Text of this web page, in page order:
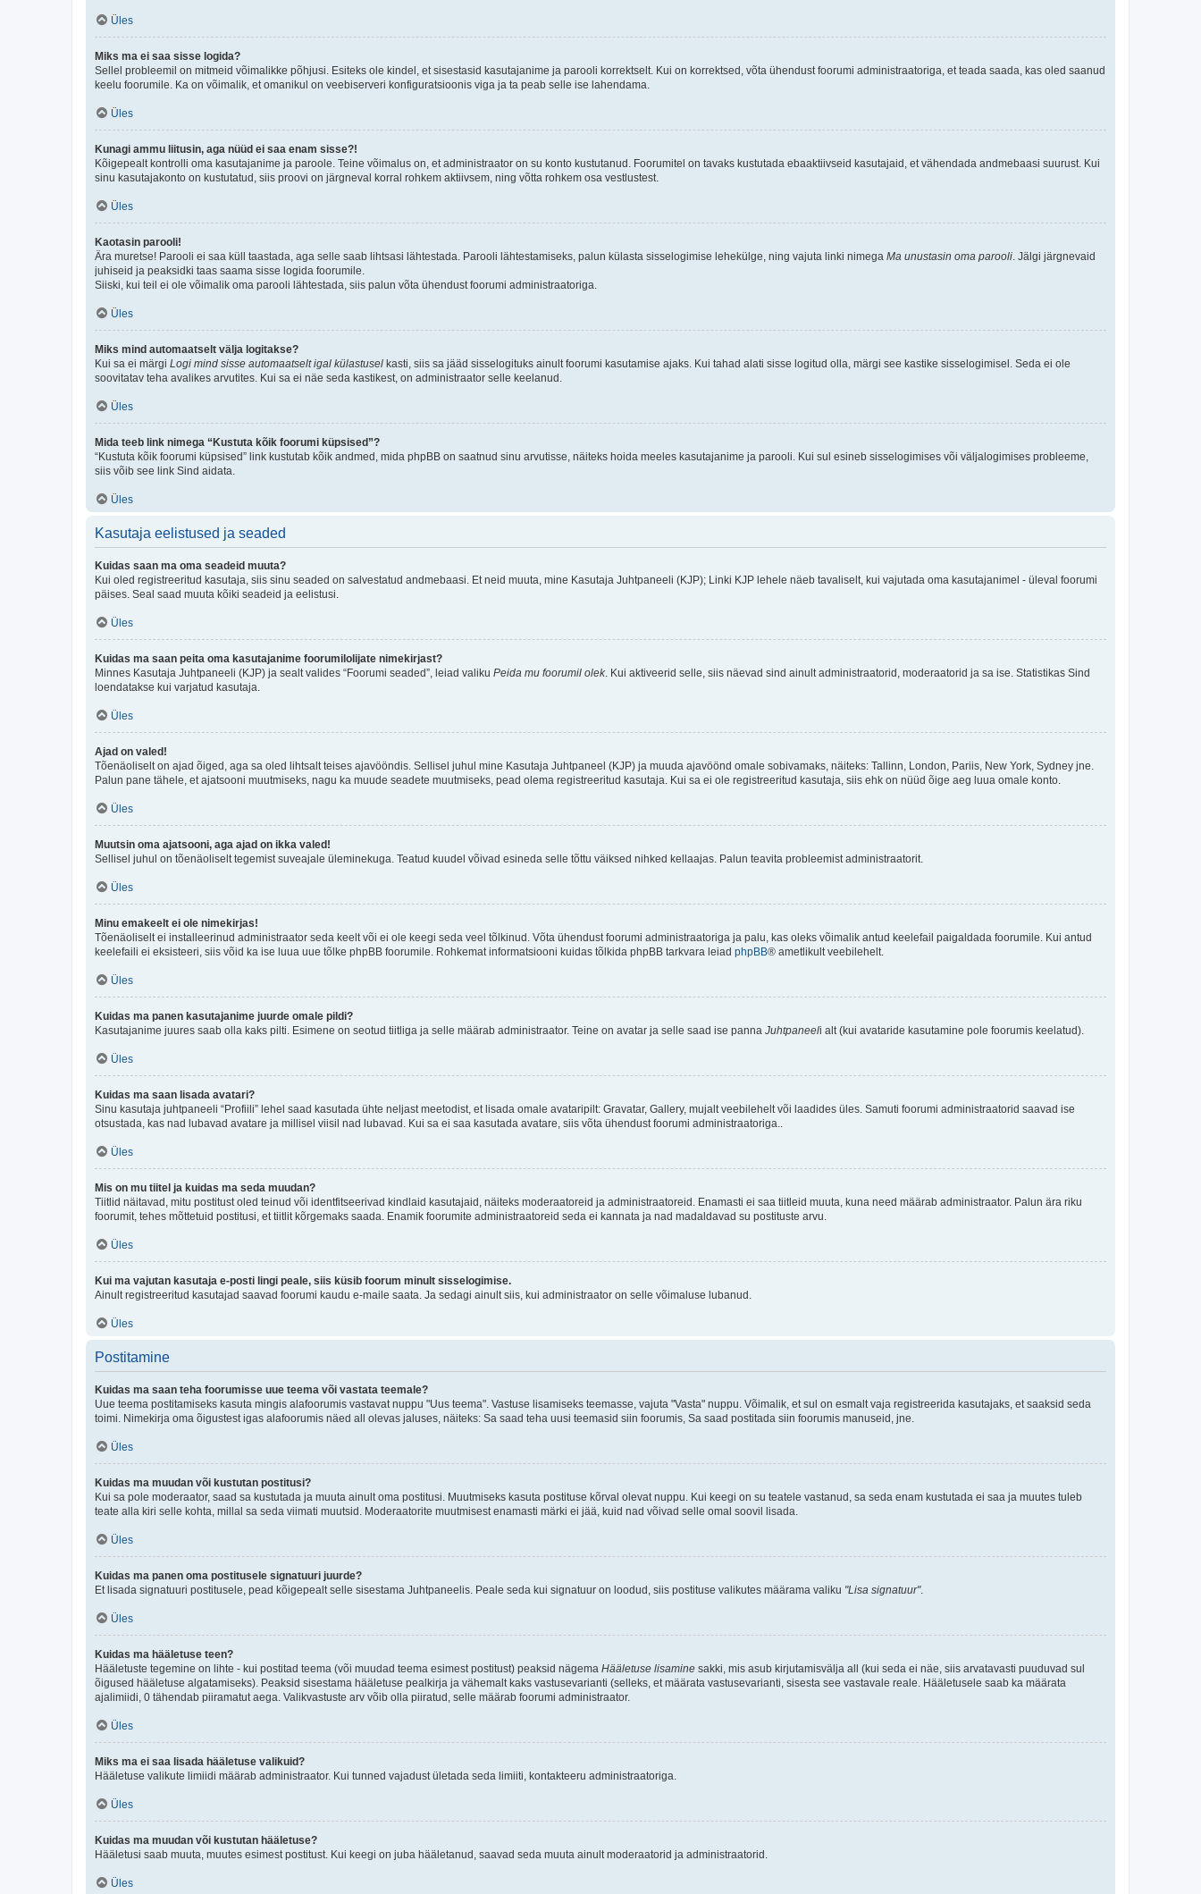
Üles
Miks ma ei saa sisse logida?
Sellel probleemil on mitmeid võimalikke põhjusi. Esiteks ole kindel, et sisestasid kasutajanime ja parooli korrektselt. Kui on korrektsed, võta ühendust foorumi administraatoriga, et teada saada, kas oled saanud
keelu foorumile. Ka on võimalik, et omanikul on veebiserveri konfiguratsioonis viga ja ta peab selle ise lahendama.
Üles
Kunagi ammu liitusin, aga nüüd ei saa enam sisse?!
Kõigepealt kontrolli oma kasutajanime ja paroole. Teine võimalus on, et administraator on su konto kustutanud. Foorumitel on tavaks kustutada ebaaktiivseid kasutajaid, et vähendada andmebaasi suurust. Kui
sinu kasutajakonto on kustutatud, siis proovi on järgneval korral rohkem aktiivsem, ning võtta rohkem osa vestlustest.
Üles
Kaotasin parooli!
Ära muretse! Parooli ei saa küll taastada, aga selle saab lihtsasi lähtestada. Parooli lähtestamiseks, palun külasta sisselogimise lehekülge, ning vajuta linki nimega Ma unustasin oma parooli . Jälgi järgnevaid
juhiseid ja peaksidki taas saama sisse logida foorumile.
Siiski, kui teil ei ole võimalik oma parooli lähtestada, siis palun võta ühendust foorumi administraatoriga.
Üles
Miks mind automaatselt välja logitakse?
Kui sa ei märgi Logi mind sisse automaatselt igal külastusel kasti, siis sa jääd sisselogituks ainult foorumi kasutamise ajaks. Kui tahad alati sisse logitud olla, märgi see kastike sisselogimisel. Seda ei ole
soovitatav teha avalikes arvutites. Kui sa ei näe seda kastikest, on administraator selle keelanud.
Üles
Mida teeb link nimega “Kustuta kõik foorumi küpsised”?
“Kustuta kõik foorumi küpsised” link kustutab kõik andmed, mida phpBB on saatnud sinu arvutisse, näiteks hoida meeles kasutajanime ja parooli. Kui sul esineb sisselogimises või väljalogimises probleeme,
siis võib see link Sind aidata.
Üles
Kasutaja eelistused ja seaded
Kuidas saan ma oma seadeid muuta?
Kui oled registreeritud kasutaja, siis sinu seaded on salvestatud andmebaasi. Et neid muuta, mine Kasutaja Juhtpaneeli (KJP); Linki KJP lehele näeb tavaliselt, kui vajutada oma kasutajanimel - üleval foorumi
päises. Seal saad muuta kõiki seadeid ja eelistusi.
Üles
Kuidas ma saan peita oma kasutajanime foorumilolijate nimekirjast?
Minnes Kasutaja Juhtpaneeli (KJP) ja sealt valides “Foorumi seaded”, leiad valiku Peida mu foorumil olek. Kui aktiveerid selle, siis näevad sind ainult administraatorid, moderaatorid ja sa ise. Statistikas Sind
loendatakse kui varjatud kasutaja.
Üles
Ajad on valed!
Tõenäoliselt on ajad õiged, aga sa oled lihtsalt teises ajavööndis. Sellisel juhul mine Kasutaja Juhtpaneel (KJP) ja muuda ajavöönd omale sobivamaks, näiteks: Tallinn, London, Pariis, New York, Sydney jne.
Palun pane tähele, et ajatsooni muutmiseks, nagu ka muude seadete muutmiseks, pead olema registreeritud kasutaja. Kui sa ei ole registreeritud kasutaja, siis ehk on nüüd õige aeg luua omale konto.
Üles
Muutsin oma ajatsooni, aga ajad on ikka valed!
Sellisel juhul on tõenäoliselt tegemist suveajale üleminekuga. Teatud kuudel võivad esineda selle tõttu väiksed nihked kellaajas. Palun teavita probleemist administraatorit.
Üles
Minu emakeelt ei ole nimekirjas!
Tõenäoliselt ei installeerinud administraator seda keelt või ei ole keegi seda veel tõlkinud. Võta ühendust foorumi administraatoriga ja palu, kas oleks võimalik antud keelefail paigaldada foorumile. Kui antud
keelefaili ei eksisteeri, siis võid ka ise luua uue tõlke phpBB foorumile. Rohkemat informatsiooni kuidas tõlkida phpBB tarkvara leiad phpBB® ametlikult veebilehelt.
Üles
Kuidas ma panen kasutajanime juurde omale pildi?
Kasutajanime juures saab olla kaks pilti. Esimene on seotud tiitliga ja selle määrab administraator. Teine on avatar ja selle saad ise panna Juhtpaneeli alt (kui avataride kasutamine pole foorumis keelatud).
Üles
Kuidas ma saan lisada avatari?
Sinu kasutaja juhtpaneeli “Profiili” lehel saad kasutada ühte neljast meetodist, et lisada omale avataripilt: Gravatar, Gallery, mujalt veebilehelt või laadides üles. Samuti foorumi administraatorid saavad ise
otsustada, kas nad lubavad avatare ja millisel viisil nad lubavad. Kui sa ei saa kasutada avatare, siis võta ühendust foorumi administraatoriga..
Üles
Mis on mu tiitel ja kuidas ma seda muudan?
Tiitlid näitavad, mitu postitust oled teinud või identfitseerivad kindlaid kasutajaid, näiteks moderaatoreid ja administraatoreid. Enamasti ei saa tiitleid muuta, kuna need määrab administraator. Palun ära riku
foorumit, tehes mõttetuid postitusi, et tiitlit kõrgemaks saada. Enamik foorumite administraatoreid seda ei kannata ja nad madaldavad su postituste arvu.
Üles
Kui ma vajutan kasutaja e-posti lingi peale, siis küsib foorum minult sisselogimise.
Ainult registreeritud kasutajad saavad foorumi kaudu e-maile saata. Ja sedagi ainult siis, kui administraator on selle võimaluse lubanud.
Üles
Postitamine
Kuidas ma saan teha foorumisse uue teema või vastata teemale?
Uue teema postitamiseks kasuta mingis alafoorumis vastavat nuppu "Uus teema". Vastuse lisamiseks teemasse, vajuta "Vasta" nuppu. Võimalik, et sul on esmalt vaja registreerida kasutajaks, et saaksid seda
toimi. Nimekirja oma õigustest igas alafoorumis näed all olevas jaluses, näiteks: Sa saad teha uusi teemasid siin foorumis, Sa saad postitada siin foorumis manuseid, jne.
Üles
Kuidas ma muudan või kustutan postitusi?
Kui sa pole moderaator, saad sa kustutada ja muuta ainult oma postitusi. Muutmiseks kasuta postituse kõrval olevat nuppu. Kui keegi on su teatele vastanud, sa seda enam kustutada ei saa ja muutes tuleb
teate alla kiri selle kohta, millal sa seda viimati muutsid. Moderaatorite muutmisest enamasti märki ei jää, kuid nad võivad selle omal soovil lisada.
Üles
Kuidas ma panen oma postitusele signatuuri juurde?
Et lisada signatuuri postitusele, pead kõigepealt selle sisestama Juhtpaneelis. Peale seda kui signatuur on loodud, siis postituse valikutes määrama valiku "Lisa signatuur".
Üles
Kuidas ma hääletuse teen?
Hääletuste tegemine on lihte - kui postitad teema (või muudad teema esimest postitust) peaksid nägema Hääletuse lisamine sakki, mis asub kirjutamisvälja all (kui seda ei näe, siis arvatavasti puuduvad sul
õigused hääletuse algatamiseks). Peaksid sisestama hääletuse pealkirja ja vähemalt kaks vastusevarianti (selleks, et määrata vastusevarianti, sisesta see vastavale reale. Hääletusele saab ka määrata
ajalimiidi, 0 tähendab piiramatut aega. Valikvastuste arv võib olla piiratud, selle määrab foorumi administraator.
Üles
Miks ma ei saa lisada hääletuse valikuid?
Hääletuse valikute limiidi määrab administraator. Kui tunned vajadust ületada seda limiiti, kontakteeru administraatoriga.
Üles
Kuidas ma muudan või kustutan hääletuse?
Hääletusi saab muuta, muutes esimest postitust. Kui keegi on juba hääletanud, saavad seda muuta ainult moderaatorid ja administraatorid.
Üles